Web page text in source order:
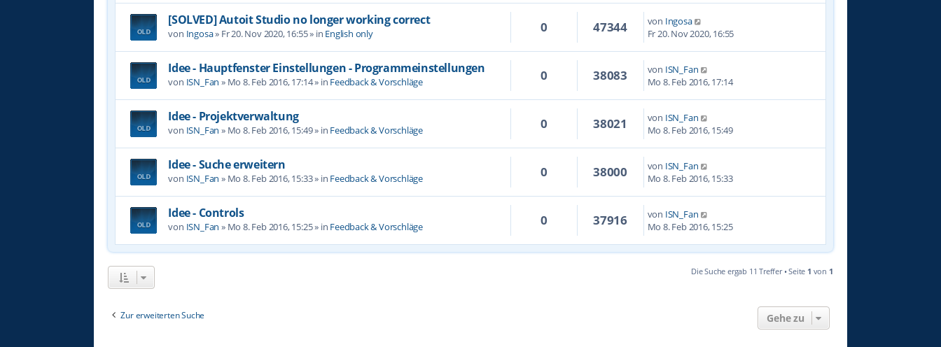
[SOLVED] Autoit Studio no longer working correct
von Ingosa» Fr 20. Nov 2020, 16:55» in English only 0 47344 von Ingosa
Fr 20. Nov 2020, 16:55
Idee - Hauptfenster Einstellungen - Programmeinstellungen
von ISN_Fan » Mo 8. Feb 2016, 17:14» in Feedback & Vorschläge 0 38083 von ISN_Fan
Mo 8. Feb 2016, 17:14
Idee - Projektverwaltung
von ISN_Fan » Mo 8. Feb 2016, 15:49» in Feedback & Vorschläge 0 38021 von ISN_Fan
Mo 8. Feb 2016, 15:49
Idee - Suche erweitern
von ISN_Fan » Mo 8. Feb 2016, 15:33» in Feedback & Vorschläge 0 38000 von ISN_Fan
Mo 8. Feb 2016, 15:33
Idee - Controls
von ISN_Fan » Mo 8. Feb 2016, 15:25» in Feedback & Vorschläge 0 37916 von ISN_Fan
Mo 8. Feb 2016, 15:25
Die Suche ergab 11 Treffer • Seite 1 von 1
Zur erweiterten Suche Gehe zu